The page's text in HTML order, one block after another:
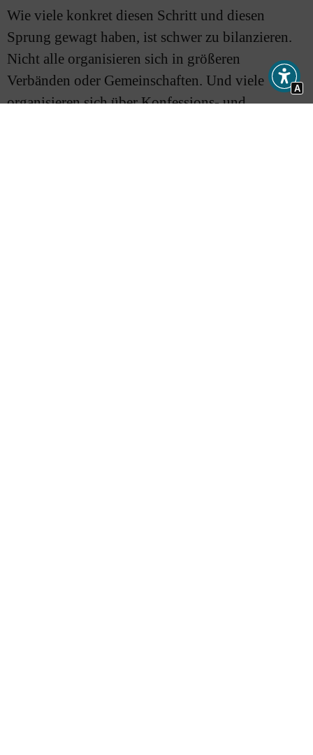
Wie viele konkret diesen Schritt und diesen
Sprung gewagt haben, ist schwer zu bilanzieren.
Nicht alle organisieren sich in größeren
Verbänden oder Gemeinschaften. Und viele
organisieren sich über Konfessions- und
A